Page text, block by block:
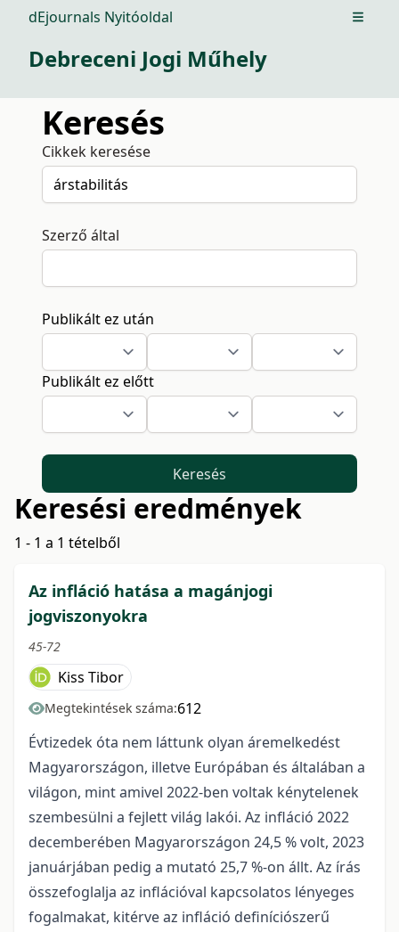
dEjournals Nyitóoldal Open
Debreceni Jogi Műhely
Keresés
Cikkek keresése
Szerző által
Publikált ez után
Publikált ez előtt
Keresés
Keresési eredmények
1 - 1 a 1 tételből
Az infláció hatása a magánjogi
jogviszonyokra
45-72
Kiss Tibor
Megtekintések száma:612
Évtizedek óta nem láttunk olyan áremelkedést
Magyarországon, illetve Európában és általában a
világon, mint amivel 2022-ben voltak kénytelenek
szembesülni a fejlett világ lakói. Az infláció 2022
decemberében Magyarországon 24,5 % volt, 2023
januárjában pedig a mutató 25,7 %-on állt. Az írás
összefoglalja az inflációval kapcsolatos lényeges
fogalmakat, kitérve az infláció definíciószerű